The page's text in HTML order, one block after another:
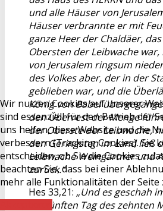
und alle Häuser von
Häuser verbrannte er mit
ganze Heer der Chaldäer,
Obersten der Leibwache
von Jerusalem ringsum
des Volkes aber, der in der
geblieben war, und die
König von Babel
den Überrest der Menge
der Oberste der Leibwache,
den Geringsten im Land ließ
Leibwache Weingärtner und
zurück.“
Hes 33,21: „Und es geschah
am fünften Tag des zehnten
Wir nutzen Cookies auf unserer
sind essenziell für den Betrieb der
uns helfen, diese Website und die
verbessern (Tracking Cookies). Sie
entscheiden, ob Sie die Cookies
beachten Sie, dass bei einer
mehr alle Funktionalitäten der